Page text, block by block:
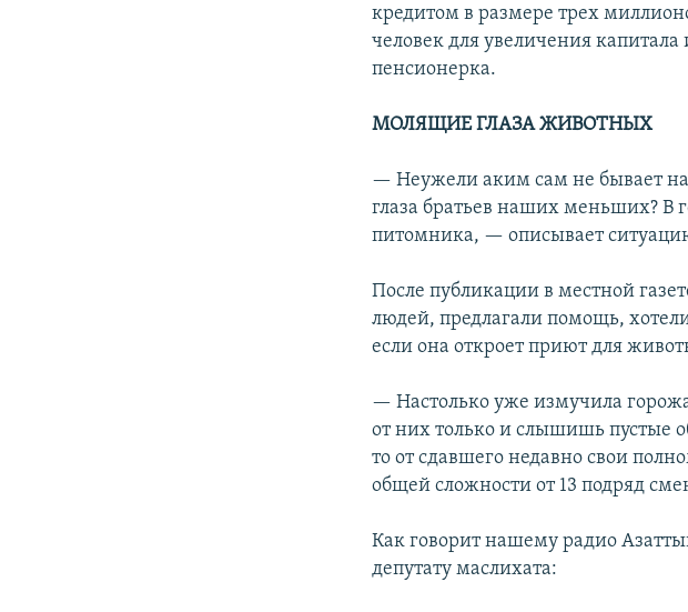
кредитом в размере трех
человек для увеличения
пенсионерка.
МОЛЯЩИЕ ГЛАЗА ЖИВОТНЫХ
— Неужели аким сам не бывает на
глаза братьев наших меньших? В
питомника, — описывает
После публикации в местной
людей, предлагали помощь,
если она откроет приют для
— Настолько уже измучила
от них только и слышишь пустые
то от сдавшего недавно свои
общей сложности от 13 подряд
Как говорит нашему радио
депутату маслихата: